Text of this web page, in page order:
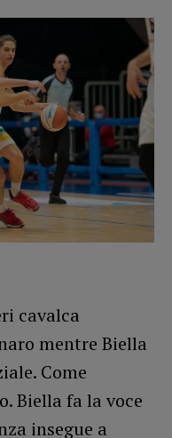
cavalca
mentre Biella
Come
Biella fa la voce
insegue a